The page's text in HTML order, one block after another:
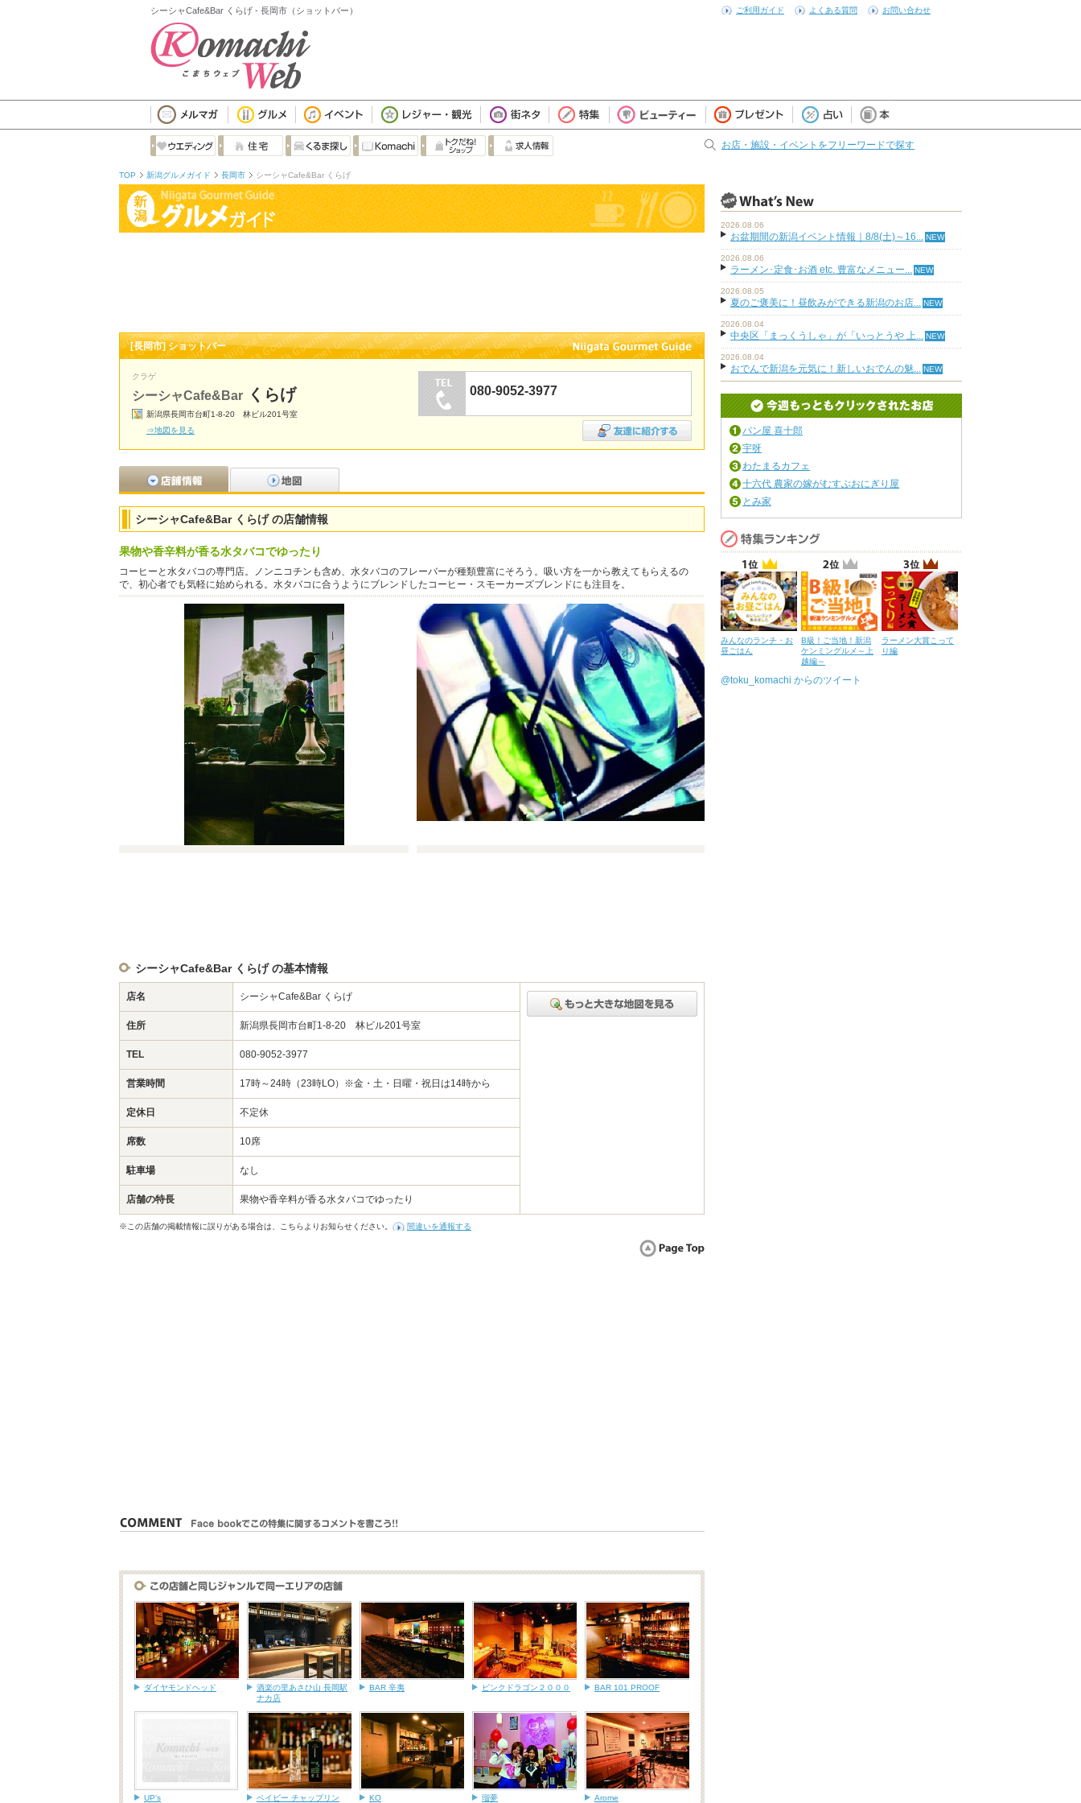
シーシャCafe&Bar くらげ - 長岡市（ショットバー） ご利用ガイド よくある質問 お問い合わせ
お店・施設・イベントをフリーワードで探す
TOP 新潟グルメガイド 長岡市 シーシャCafe&Bar くらげ
[長岡市] ショットバー
クラゲ
シーシャCafe&Bar くらげ
新潟県長岡市台町1-8-20 林ビル201号室
⇒地図を見る
080-9052-3977
シーシャCafe&Bar くらげ の店舗情報
果物や香辛料が香る水タバコでゆったり
コーヒーと水タバコの専門店。ノンニコチンも含め、水タバコのフレーバーが種類豊富にそろう。吸い方を一から教えてもらえるの
で、初心者でも気軽に始められる。水タバコに合うようにブレンドしたコーヒー・スモーカーズブレンドにも注目を。
シーシャCafe&Bar くらげ の基本情報
店名 シーシャCafe&Bar くらげ
住所 新潟県長岡市台町1-8-20 林ビル201号室
TEL 080-9052-3977
営業時間 17時～24時（23時LO）※金・土・日曜・祝日は14時から
定休日 不定休
席数 10席
駐車場 なし
店舗の特長 果物や香辛料が香る水タバコでゆったり
※この店舗の掲載情報に誤りがある場合は、こちらよりお知らせください。 間違いを通報する
ダイヤモンドヘッド
酒楽の里あさひ山 長岡駅
ナカ店
BAR 辛夷 ピンクドラゴン２０００ BAR 101 PROOF
UP's ベイビー チャップリン KO 瑠夢 Arome
2026.08.06
お盆期間の新潟イベント情報｜8/8(土)～16...
2026.08.06
ラーメン･定食･お酒 etc. 豊富なメニュー...
2026.08.05
夏のご褒美に！昼飲みができる新潟のお店...
2026.08.04
中央区「まっくうしゃ」が「いっとうや 上...
2026.08.04
おでんで新潟を元気に！新しいおでんの魅...
パン屋 喜十郎
宇呀
わたまるカフェ
十六代 農家の嫁がむすぶおにぎり屋
とみ家
みんなのランチ・お
昼ごはん
B級！ご当地！新潟
ケンミングルメ～上
越編～
ラーメン大賞こって
り編
@toku_komachi からのツイート